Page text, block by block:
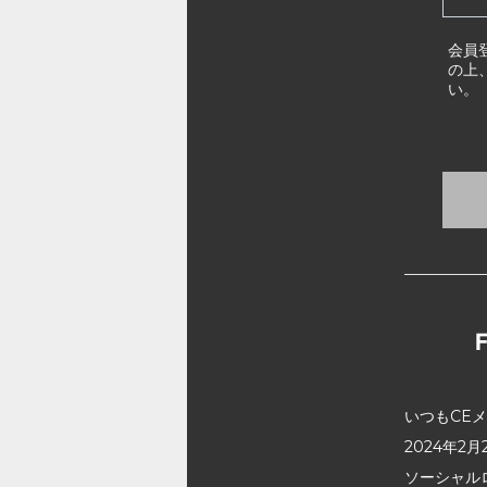
会員
の上
い。
いつもCE
2024年2月
ソーシャ